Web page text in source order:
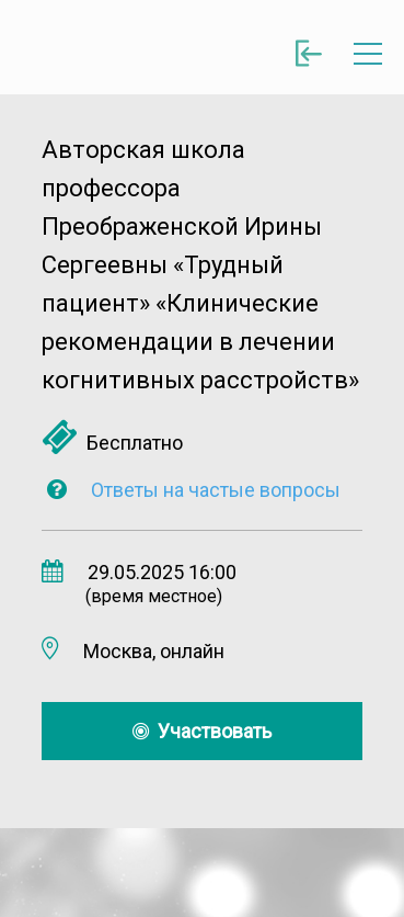
Авторская школа
профессора
Преображенской Ирины
Сергеевны «Трудный
пациент» «Клинические
рекомендации в лечении
когнитивных расстройств»
Бесплатно
Ответы на частые вопросы
29.05.2025 16:00
(время местное)
Москва, онлайн
Участвовать